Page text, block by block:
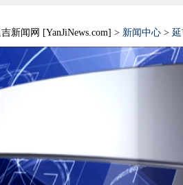
新闻网 [YanJiNews.com] > 新闻中心 >